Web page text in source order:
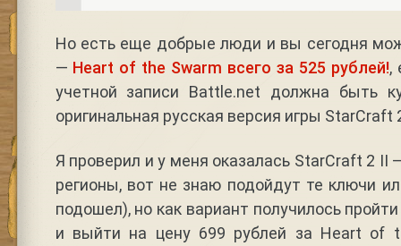
Но есть еще добрые люди и вы сегодня
— Heart of the Swarm всего за 525 рублей!,
учетной записи Battle.net должна быть
оригинальная русская версия игры
Я проверил и у меня оказалась StarCraft 2 II
регионы, вот не знаю подойдут те ключи
подошел), но как вариант получилось
и выйти на цену 699 рублей за Heart of